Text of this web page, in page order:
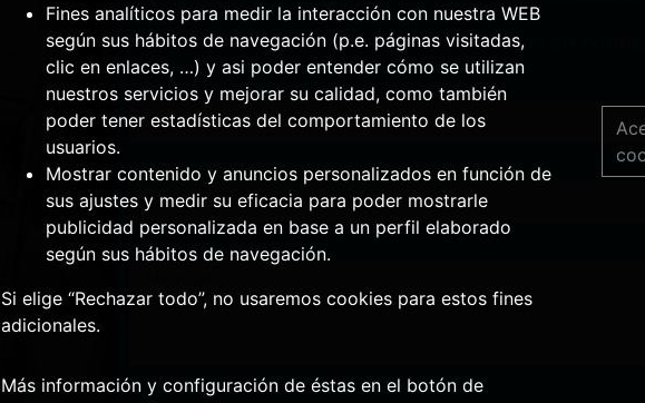
Rellene este formulario y nos pondremos en
Nombre
Correo electrónico
Mensaje
Política de Privacidad
Fines analíticos para medir la interacción con nuestra WEB
según sus hábitos de navegación (p.e. páginas visitadas,
clic en enlaces, …) y asi poder entender cómo se utilizan
nuestros servicios y mejorar su calidad, como también
poder tener estadísticas del comportamiento de los
usuarios.
Mostrar contenido y anuncios personalizados en función de
sus ajustes y medir su eficacia para poder mostrarle
publicidad personalizada en base a un perfil elaborado
según sus hábitos de navegación.
Si elige “Rechazar todo”, no usaremos cookies para estos fines
adicionales.
Más información y configuración de éstas en el botón de